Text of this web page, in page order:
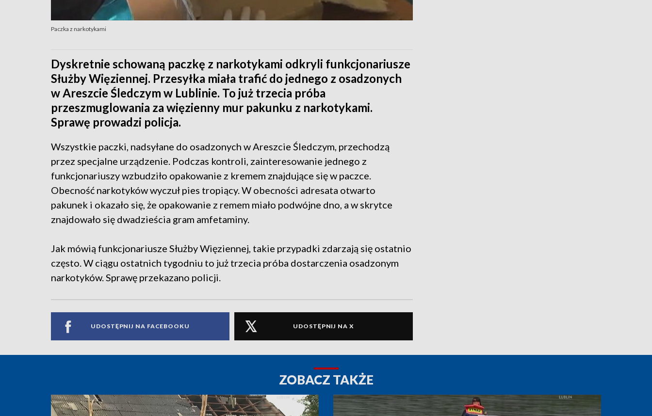
Paczka z narkotykami
Dyskretnie schowaną paczkę z narkotykami odkryli funkcjonariusze
Służby Więziennej. Przesyłka miała trafić do jednego z osadzonych
w Areszcie Śledczym w Lublinie. To już trzecia próba
przeszmuglowania za więzienny mur pakunku z narkotykami.
Sprawę prowadzi policja.
Wszystkie paczki, nadsyłane do osadzonych w Areszcie Śledczym, przechodzą
przez specjalne urządzenie. Podczas kontroli, zainteresowanie jednego z
funkcjonariuszy wzbudziło opakowanie z kremem znajdujące się w paczce.
Obecność narkotyków wyczuł pies tropiący. W obecności adresata otwarto
pakunek i okazało się, że opakowanie z remem miało podwójne dno, a w skrytce
znajdowało się dwadzieścia gram amfetaminy.
Jak mówią funkcjonariusze Służby Więziennej, takie przypadki zdarzają się ostatnio
często. W ciągu ostatnich tygodniu to już trzecia próba dostarczenia osadzonym
narkotyków. Sprawę przekazano policji.
UDOSTĘPNIJ NA FACEBOOKU UDOSTĘPNIJ NA X
ZOBACZ TAKŻE